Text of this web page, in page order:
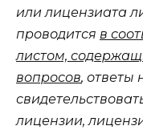
или лицензиата
проводится в
листом,
вопросов, ответы
лицензии,